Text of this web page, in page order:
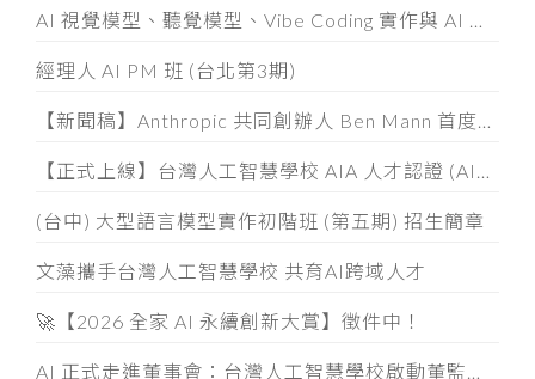
經理人 AI PM 班 (台北第3期)
(台中) 大型語言模型實作初階班 (第五期) 招生簡章
文藻攜手台灣人工智慧學校 共育AI跨域人才
🚀【2026 全家 AI 永續創新大賞】徵件中！